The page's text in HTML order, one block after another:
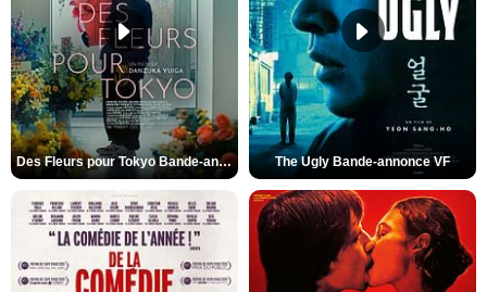
Des Fleurs pour Tokyo Bande-annonce VO STFR The Ugly Bande-annonce VF